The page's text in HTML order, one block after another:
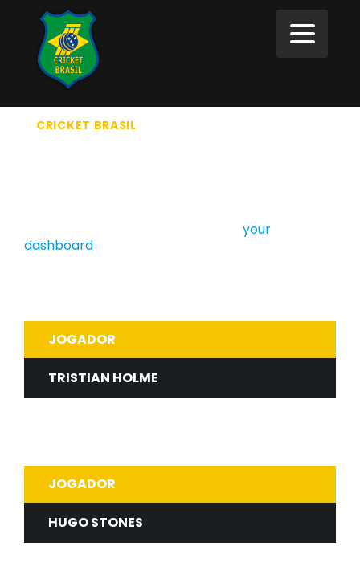
CRICKET BRASIL
your
dashboard
JOGADOR
TRISTIAN HOLME
JOGADOR
HUGO STONES